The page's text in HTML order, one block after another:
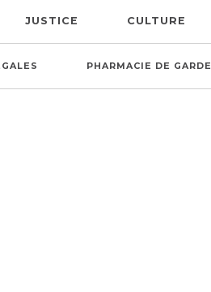
JUSTICE CULTURE
PHARMACIE DE GARDE